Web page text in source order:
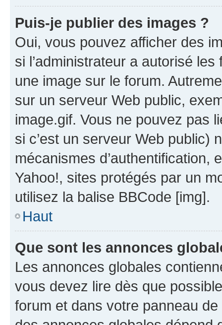
Puis-je publier des images ?
Oui, vous pouvez afficher des
si l’administrateur a autorisé
une image sur le forum.
sur un serveur Web public,
image.gif. Vous ne pouvez pas
si c’est un serveur Web public)
mécanismes d’authentification,
Yahoo!, sites protégés par un
utilisez la balise BBCode [img].
Haut
Que sont les annonces
Les annonces globales
vous devez lire dès que
forum et dans votre panneau